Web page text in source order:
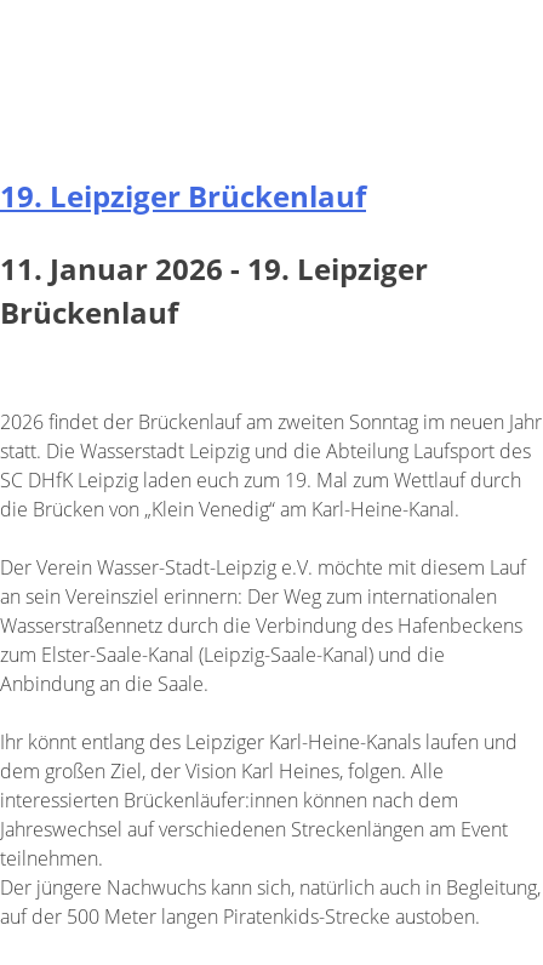
19. Leipziger Brückenlauf
11. Januar 2026 - 19. Leipziger
Brückenlauf
2026 findet der Brückenlauf am zweiten Sonntag im neuen Jahr
statt. Die Wasserstadt Leipzig und die Abteilung Laufsport des
SC DHfK Leipzig laden euch zum 19. Mal zum Wettlauf durch
die Brücken von „Klein Venedig“ am Karl-Heine-Kanal.
Der Verein Wasser-Stadt-Leipzig e.V. möchte mit diesem Lauf
an sein Vereinsziel erinnern: Der Weg zum internationalen
Wasserstraßennetz durch die Verbindung des Hafenbeckens
zum Elster-Saale-Kanal (Leipzig-Saale-Kanal) und die
Anbindung an die Saale.
Ihr könnt entlang des Leipziger Karl-Heine-Kanals laufen und
dem großen Ziel, der Vision Karl Heines, folgen. Alle
interessierten Brückenläufer:innen können nach dem
Jahreswechsel auf verschiedenen Streckenlängen am Event
teilnehmen.
Der jüngere Nachwuchs kann sich, natürlich auch in Begleitung,
auf der 500 Meter langen Piratenkids-Strecke austoben.